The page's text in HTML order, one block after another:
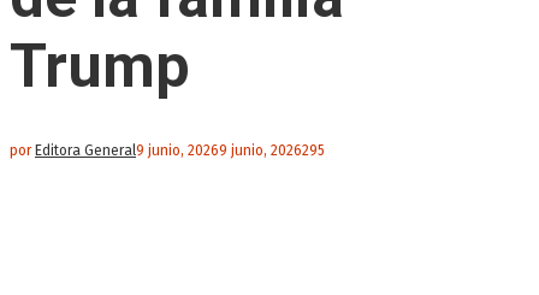
Trump
porEditora General9 junio, 20269 junio, 2026295